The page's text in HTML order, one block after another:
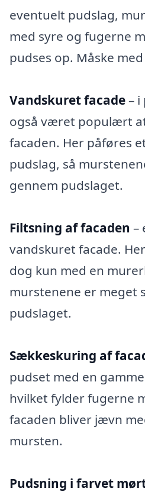
eventuelt pudslag,
med syre og fugerne
pudses op. Måske
Vandskuret facade–
også været populært
facaden. Her påføres
pudslag, så
gennem pudslaget.
Filtsning af facaden –
vandskuret facade.
dog kun med en
murstenene er meget
pudslaget.
Sækkeskuring af
pudset med en
hvilket fylder fugerne
facaden bliver jævn
mursten.
Pudsning i farvet